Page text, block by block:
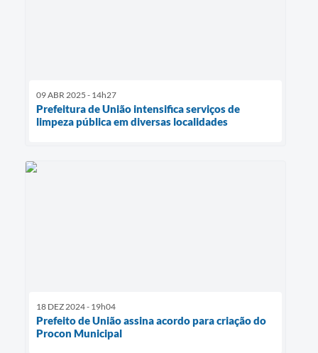
09 ABR 2025 - 14h27
Prefeitura de União intensifica serviços de
limpeza pública em diversas localidades
18 DEZ 2024 - 19h04
Prefeito de União assina acordo para criação do
Procon Municipal